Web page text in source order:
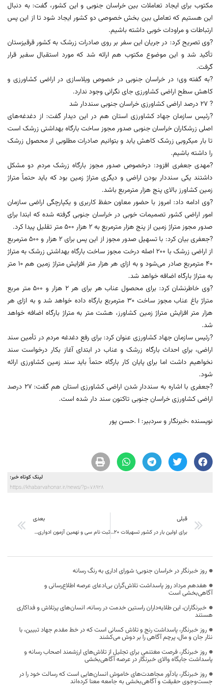
مکتوب برای ایجاد تعاملات بین خراسان جنوبی و این کشور، گفت: به دنبال
این هستیم که تعاملی بین بخش خصوصی دو کشور ایجاد شود تا از این پس
ارتباطات و مراودات خوبی داشته باشیم.
?وی تصریح کرد: در جریان این سفر بر روی صادرات زرشک به کشور قرقیزستان
تأکید شد و این موضوع مکتوب هم ارائه شد که مورد استقبال سفیر قرار
گرفت.
?به گفته وی؛ در خراسان جنوبی در خصوص ویلاسازی در اراضی کشاورزی و
کاهش سطح اراضی کشاورزی جای نگرانی وجود ندارد.
? ۲۷ درصد اراضی کشاورزی خراسان جنوبی سنددار شد
?رئیس سازمان جهاد کشاورزی استان هم در این دیدار گفت: از دغدغه‌های
اصلی زرشکاران خراسان جنوبی صدور مجوز ساخت بارگاه بهداشتی زرشک است
تا بار میکروبی زرشک کاهش یابد و بتوانیم صادرات مطلوبی از محصول زرشک
را داشته باشیم.
?مهدی جعفری افزود: درخصوص صدور مجوز بارگاه زرشک مردم دو مشکل
داشتند یکی سنددار بودن اراضی و دیگری متراژ زمین بود که باید حتماً متراژ
زمین کشاورز بالای پنج هزار مترمربع باشد.
?وی ادامه داد: امروز با حضور معاون حفظ کاربری و یکپارچگی اراضی سازمان
امور اراضی کشور تصمیمات خوبی در خراسان جنوبی گرفته شده که ابتدا برای
صدور مجوز متراژ زمین از پنج هزار مترمربع به ۲ هزار ۵۰۰ متر تقلیل پیدا کرد.
?جعفری بیان کرد: با تسهیل صدور مجوز از این پس برای ۲ هزار و ۵۰۰ مترمربع
از اراضی زرشک با ۲۰۰ اصله درخت مجوز ساخت بارگاه بهداشتی زرشک به متراژ
۴۰ مترمربع صادر می‌شود و به ازای هر هزار متر افزایش متراژ زمین هم ۱۰ متر
به متراژ بارگاه اضافه خواهد شد.
?وی خاطرنشان کرد: برای محصول عناب هر برای هر ۲ هزار و ۵۰۰ متر مربع
متراژ باغ عناب مجوز ساخت ۳۰ مترمربع بارگاه داده خواهد شد و به ازای هر
هزار متر افزایش متراژ زمین کشاورز، هشت متر به متراژ بارگاه اضافه خواهد
شد.
?رئیس سازمان جهاد کشاورزی عنوان کرد: برای رفع دغدغه مردم در تأمین سند
اراضی، برای احداث بارگاه زرشک و عناب در ابتدای آغاز بکار درخواست سند
نخواهیم داشت اما برای پایان کار بارگاه حتماً باید سند زمین کشاورزی ارائه
شود.
?جعفری با اشاره به سنددار شدن اراضی کشاورزی استان هم گفت: ۲۷ درصد
اراضی کشاورزی خراسان جنوبی تاکنون سند دار شده است.
نویسنده ،خبرنگار و سردبیر: ا .حسن پور
لینک کوتاه خبر:
https://khabarvahonar.ir/news/?p=78928
قبلی
برای اولین بار در کشور تسهیلات ۲۰ میلیون تومانی برای خرید صنایع دستی در خراسان جنوبی
بعدی
ثبت نام سی و نهمین آزمون ادواری استانداردهای مهارتی بخش فرهنگ و هنر آغاز شد
روز خبرنگار در خراسان جنوبی؛ شورای اداری به رنگ رسانه
هفدهم مرداد روز پاسداشت تلاش‌گران بی‌ادعای عرصه اطلاع‌رسانی و
آگاهی‌بخشی است
خبرنگاران، این طلایه‌داران راستین خدمت در رسانه، انسان‌های پرتلاش و فداکاری
هستند
روز خبرنگار، پاسداشت رنج و تلاش کسانی است که در خط مقدم جهاد تبیین، با
نثار جان و مال، پرچم آگاهی را بر دوش می‌کشند
روز خبرنگار، فرصت مغتنمی برای تجلیل از تلاش‌های ارزشمند اصحاب رسانه و
پاسداشت جایگاه والای خبرنگار در عرصه آگاهی‌بخشی
روز خبرنگار، یادآور مجاهدت‌های خاموش انسان‌هایی است که رسالت خود را در
جست‌وجوی حقیقت و آگاهی‌بخشی به جامعه معنا کرده‌اند